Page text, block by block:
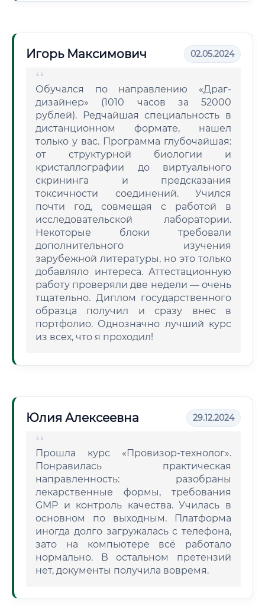
Игорь Максимович 02.05.2024
Обучался по направлению «Драг-
дизайнер» (1010 часов за 52000
рублей). Редчайшая специальность в
дистанционном формате, нашел
только у вас. Программа глубочайшая:
от структурной биологии и
кристаллографии до виртуального
скрининга и предсказания
токсичности соединений. Учился
почти год, совмещая с работой в
исследовательской лаборатории.
Некоторые блоки требовали
дополнительного изучения
зарубежной литературы, но это только
добавляло интереса. Аттестационную
работу проверяли две недели — очень
тщательно. Диплом государственного
образца получил и сразу внес в
портфолио. Однозначно лучший курс
из всех, что я проходил!
Юлия Алексеевна 29.12.2024
Прошла курс «Провизор-технолог».
Понравилась практическая
направленность: разобраны
лекарственные формы, требования
GMP и контроль качества. Училась в
основном по выходным. Платформа
иногда долго загружалась с телефона,
зато на компьютере всё работало
нормально. В остальном претензий
нет, документы получила вовремя.